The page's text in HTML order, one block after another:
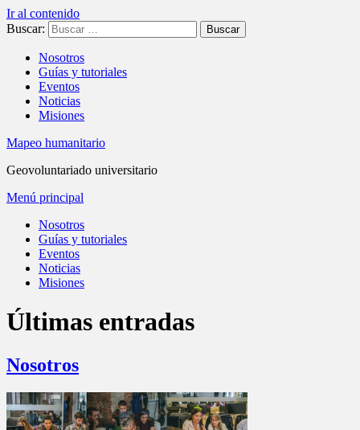
Ir al contenido
Buscar:
Nosotros
Guías y tutoriales
Eventos
Noticias
Misiones
Mapeo humanitario
Geovoluntariado universitario
Menú principal
Nosotros
Guías y tutoriales
Eventos
Noticias
Misiones
Últimas entradas
Nosotros